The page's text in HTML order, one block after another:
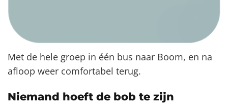
Met de hele groep in één bus naar Boom, en na
afloop weer comfortabel terug.
Niemand hoeft de bob te zijn